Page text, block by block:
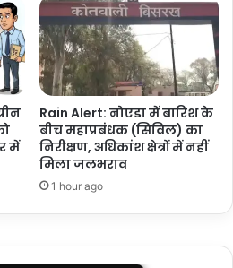
में
Rain Alert: नोएडा में बारिश के
बीच महाप्रबंधक (सिविल) का
निरीक्षण, अधिकांश क्षेत्रों में नहीं
मिला जलभराव
1 hour ago